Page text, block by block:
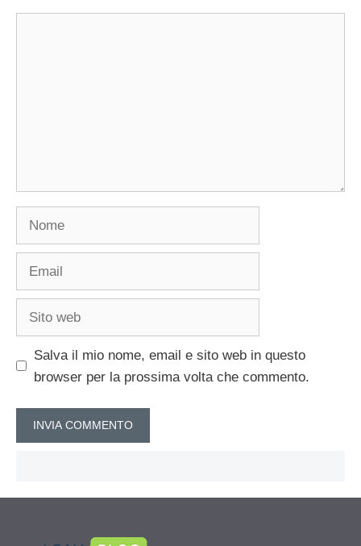
Salva il mio nome, email e sito web in questo
browser per la prossima volta che commento.